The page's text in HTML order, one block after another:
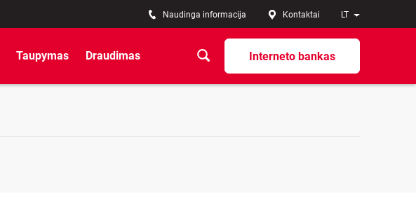
LT
Naudinga informacija Kontaktai
Interneto bankas
Taupymas Draudimas